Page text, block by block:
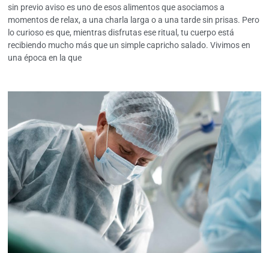
sin previo aviso es uno de esos alimentos que asociamos a
momentos de relax, a una charla larga o a una tarde sin prisas. Pero
lo curioso es que, mientras disfrutas ese ritual, tu cuerpo está
recibiendo mucho más que un simple capricho salado. Vivimos en
una época en la que